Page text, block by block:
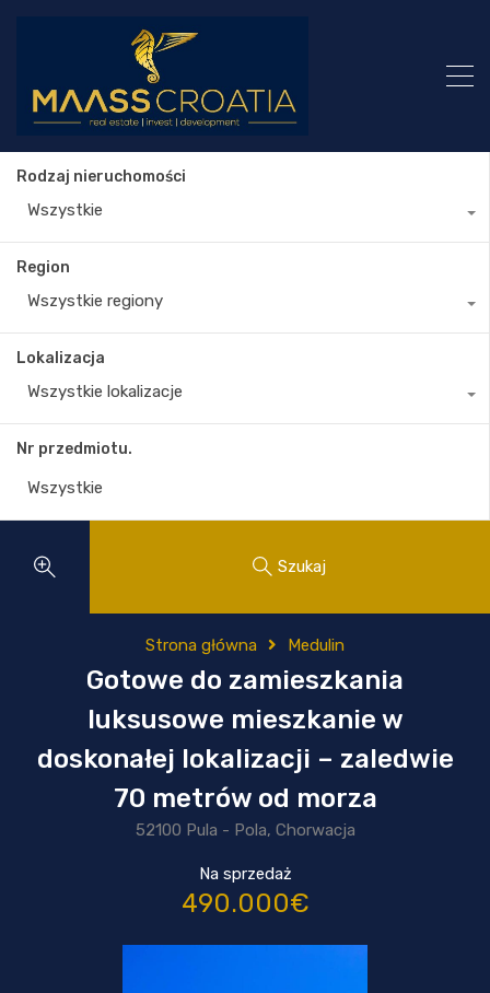
Rodzaj nieruchomości
Wszystkie
Region
Wszystkie regiony
Lokalizacja
Wszystkie lokalizacje
Nr przedmiotu.
Szukaj
Strona główna Medulin
Gotowe do zamieszkania
luksusowe mieszkanie w
doskonałej lokalizacji – zaledwie
70 metrów od morza
52100 Pula - Pola, Chorwacja
Na sprzedaż
490.000€